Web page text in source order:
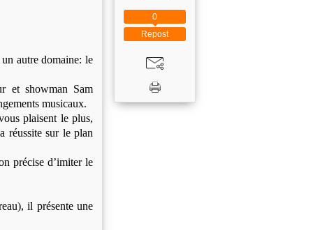
autre domaine: le
et showman Sam
musicaux.
plaisent le plus,
réussite sur le plan
précise d’imiter le
il présente une
Repost
0